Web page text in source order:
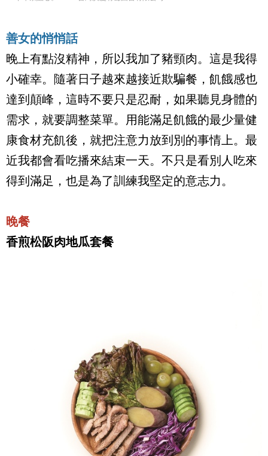
善女的悄悄話
晚上有點沒精神，所以我加了豬頸肉。這是我得
小確幸。隨著日子越來越接近欺騙餐，飢餓感也
達到顛峰，這時不要只是忍耐，如果聽見身體的
需求，就要調整菜單。用能滿足飢餓的最少量健
康食材充飢後，就把注意力放到別的事情上。最
近我都會看吃播來結束一天。不只是看別人吃來
得到滿足，也是為了訓練我堅定的意志力。
晚餐
香煎松阪肉地瓜套餐